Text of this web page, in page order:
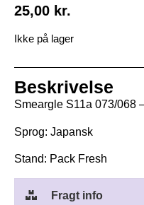
25,00 kr.
Ikke på lager
Beskrivelse
Smeargle S11a 073/068
Sprog: Japansk
Stand: Pack Fresh
Fragt info